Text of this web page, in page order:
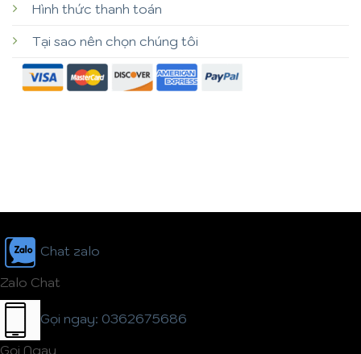
Hình thức thanh toán
Tại sao nên chọn chúng tôi
Chat zalo
Zalo Chat
Gọi ngay: 0362675686
Gọi Ngay